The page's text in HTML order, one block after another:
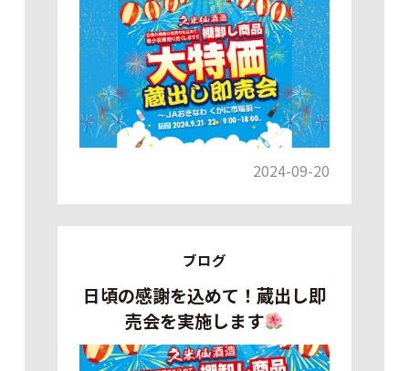
2024-09-20
ブログ
日頃の感謝を込めて！蔵出し即
売会を実施します